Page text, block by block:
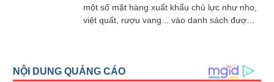
một số mặt hàng xuất khẩu chủ lực như nho,
việt quất, rượu vang... vào danh sách được